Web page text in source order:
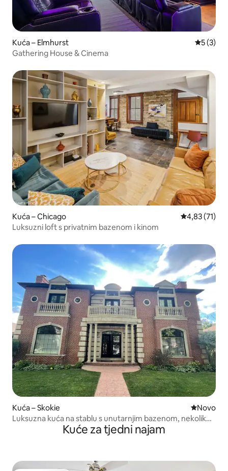
Kuća – Elmhurst
5 (3)
Gathering House & Cinema
Kuća – Chicago Prosječna
4,83 (71)
Luksuzni loft s privatnim bazenom i kinom
Kuća – Skokie Novi
Novo
Luksuzna kuća na stablu s unutarnjim bazenom, nekoliko
minuta od ChicagaKuće za tjedni najam